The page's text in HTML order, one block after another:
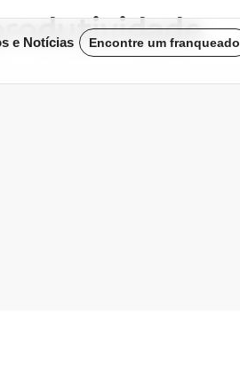
e Notícias Encontre um franqueado